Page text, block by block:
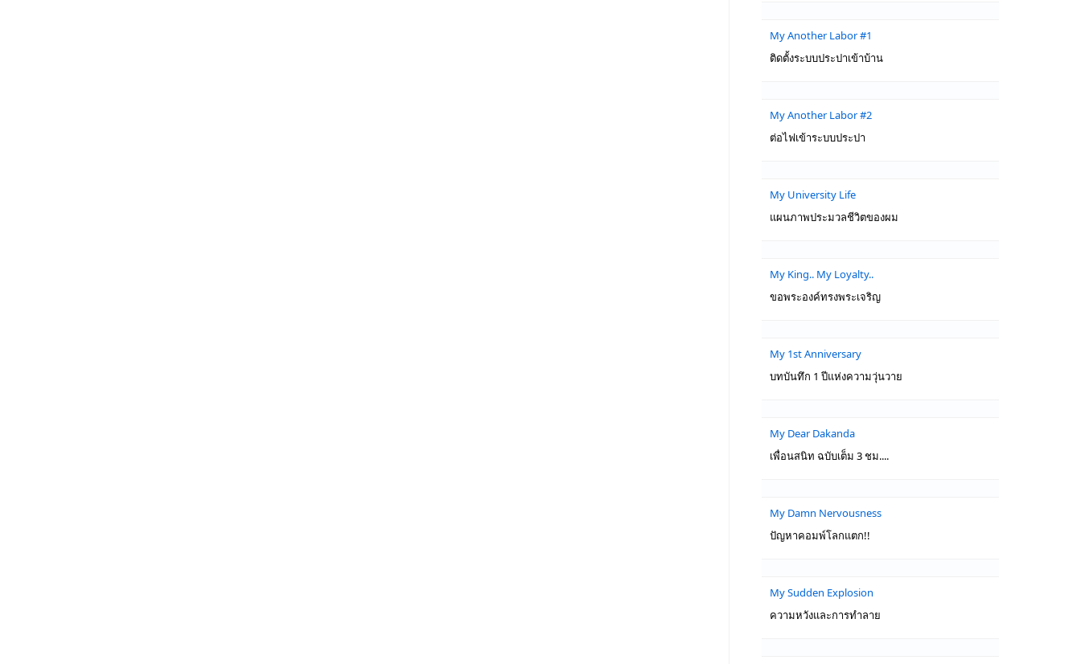
My Another Labor #1
ติดตั้งระบบประปาเข้าบ้าน
My Another Labor #2
ต่อไฟเข้าระบบประปา
My University Life
แผนภาพประมวลชีวิตของผม
My King.. My Loyalty..
ขอพระองค์ทรงพระเจริญ
My 1st Anniversary
บทบันทึก 1 ปีแห่งความวุ่นวาย
My Dear Dakanda
เพื่อนสนิท ฉบับเต็ม 3 ชม....
My Damn Nervousness
ปัญหาคอมพ์โลกแตก!!
My Sudden Explosion
ความหวังและการทำลาย